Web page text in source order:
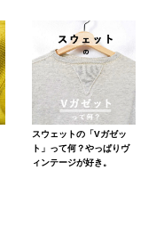
スウェットの「Vガゼッ
ト」って何？やっぱりヴ
ィンテージが好き。